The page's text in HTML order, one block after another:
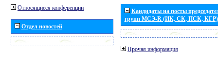
Относящиеся конференции
Отдел новостей
Кандидаты на посты
групп МСЭ-R (ИК, СК, ПСК, КГР)
Прочая информация